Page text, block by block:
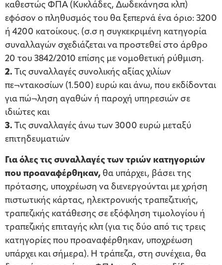
καθεστώς ΦΠΑ (Κυκλάδες, Δωδεκάνησα κλπ)
εφόσον ο πληθυσμός του θα ξεπερνά ένα όριο: 3200
ή 4200 κατοίκους. (σ.σ η συγκεκριμένη κατηγορία
συναλλαγών σχεδιάζεται να προστεθεί στο άρθρο
20 του 3842/2010 επίσης με νομοθετική ρύθμιση.
2. Τις συναλλαγές συνολικής αξίας χιλίων
πε¬ντακοσίων (1.500) ευρώ και άνω, που εκδίδονται
για πώ¬ληση αγαθών ή παροχή υπηρεσιών σε
ιδιώτες και
3. Τις συναλλαγές άνω των 3000 ευρώ μεταξύ
επιτηδευματιών
Για όλες τις συναλλαγές των τριών κατηγοριών
που προαναφέρθηκαν, θα υπάρχει, βάσει της
πρότασης, υποχρέωση να διενεργούνται με χρήση
πιστωτικής κάρτας, ηλεκτρονικής τραπεζιτικής,
τραπεζικής κατάθεσης σε εξόφληση τιμολογίου ή
τραπεζικής επιταγής κλπ (για τις δύο από τις τρεις
κατηγορίες που προαναφέρθηκαν, υποχρέωση
υπάρχει και σήμερα). Η τράπεζα, στη συνέχεια, θα